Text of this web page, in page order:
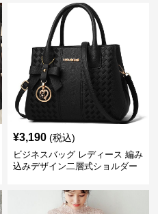
¥3,190 (税込)
ビジネスバッグ レディース 編み
込みデザイン二層式ショルダー